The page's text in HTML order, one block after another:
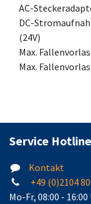
AC-
DC-
(24V)
Max.
Max.
Service Hotline
Kontakt
+49 (0)2104
Mo-Fr, 08:00 - 16:00